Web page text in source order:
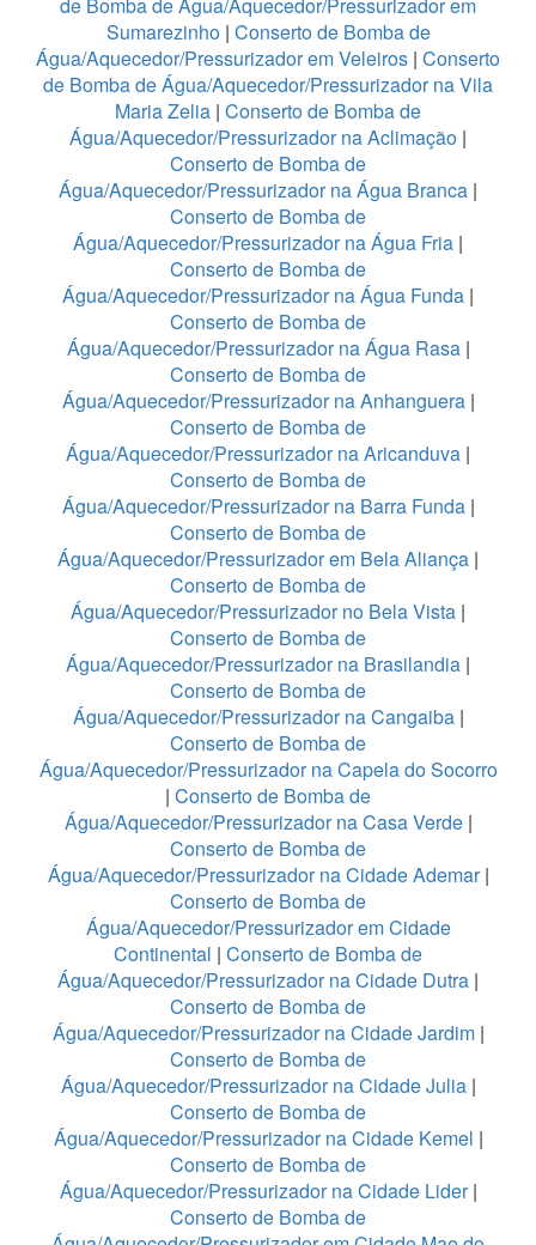
de Bomba de Água/Aquecedor/Pressurizador em
Sumarezinho| Conserto de Bomba de
Água/Aquecedor/Pressurizador em Veleiros | Conserto
de Bomba de Água/Aquecedor/Pressurizador na Vila
Maria Zelia | Conserto de Bomba de
Água/Aquecedor/Pressurizador na Aclimação |
Conserto de Bomba de
Água/Aquecedor/Pressurizador na Água Branca |
Conserto de Bomba de
Água/Aquecedor/Pressurizador na Água Fria |
Conserto de Bomba de
Água/Aquecedor/Pressurizador na Água Funda |
Conserto de Bomba de
Água/Aquecedor/Pressurizador na Água Rasa |
Conserto de Bomba de
Água/Aquecedor/Pressurizador na Anhanguera|
Conserto de Bomba de
Água/Aquecedor/Pressurizador na Aricanduva |
Conserto de Bomba de
Água/Aquecedor/Pressurizador na Barra Funda |
Conserto de Bomba de
Água/Aquecedor/Pressurizador em Bela Aliança |
Conserto de Bomba de
Água/Aquecedor/Pressurizador no Bela Vista |
Conserto de Bomba de
Água/Aquecedor/Pressurizador na Brasilandia |
Conserto de Bomba de
Água/Aquecedor/Pressurizador na Cangaiba|
Conserto de Bomba de
Água/Aquecedor/Pressurizador na Capela do Socorro
| Conserto de Bomba de
Água/Aquecedor/Pressurizador na Casa Verde|
Conserto de Bomba de
Água/Aquecedor/Pressurizador na Cidade Ademar|
Conserto de Bomba de
Água/Aquecedor/Pressurizador em Cidade
Continental | Conserto de Bomba de
Água/Aquecedor/Pressurizador na Cidade Dutra |
Conserto de Bomba de
Água/Aquecedor/Pressurizador na Cidade Jardim|
Conserto de Bomba de
Água/Aquecedor/Pressurizador na Cidade Julia |
Conserto de Bomba de
Água/Aquecedor/Pressurizador na Cidade Kemel |
Conserto de Bomba de
Água/Aquecedor/Pressurizador na Cidade Lider|
Conserto de Bomba de